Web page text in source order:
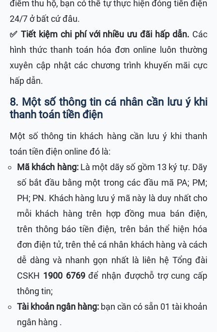
điểm thu hộ, bạn có thể tự thực hiện đóng tiền điện
24/7 ở bất cứ đâu.
✅ Tiết kiệm chi phí với nhiều ưu đãi hấp dẫn. Các
hình thức thanh toán hóa đơn online luôn thường
xuyên cập nhật các chương trình khuyến mãi cực
hấp dẫn.
8. Một số thông tin cá nhân cần lưu ý khi
thanh toán tiền điện
Một số thông tin khách hàng cần lưu ý khi thanh
toán tiền điện online đó là:
Mã khách hàng: Là một dãy số gồm 13 ký tự. Dãy
số bắt đầu bằng một trong các đầu mã PA; PM;
PH; PN. Khách hàng lưu ý mã này là duy nhất cho
mỗi khách hàng trên hợp đồng mua bán điện,
trên thông báo tiền điện, trên bản thể hiện hóa
đơn điện tử, trên thẻ cá nhân khách hàng và cách
dễ dàng và nhanh gọn nhất là liên hệ Tổng đài
CSKH 1900 6769để nhận đượchỗ trợ cung cấp
thông tin;
Tài khoản ngân hàng: bạn cần có sẵn 01 tài khoản
ngân hàng .